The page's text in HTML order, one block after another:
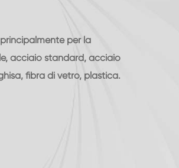
per la
acciaio standard, acciaio
fibra di vetro, plastica.